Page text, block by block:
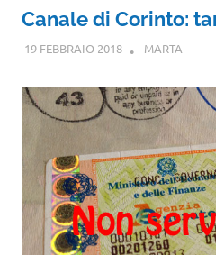
Canale di Corinto:
19 FEBBRAIO 2018 MARTA